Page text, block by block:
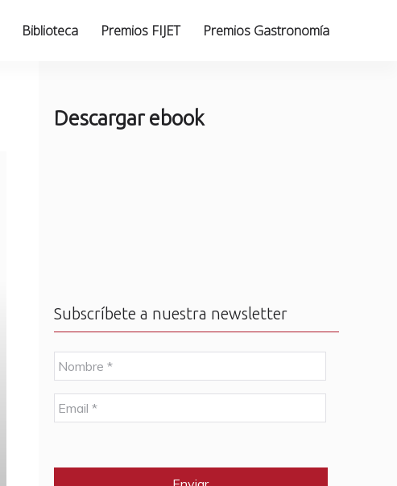
Biblioteca Premios FIJET Premios Gastronomía
Descargar ebook
Subscríbete a nuestra newsletter
N
o
m
b
r
E
m
l